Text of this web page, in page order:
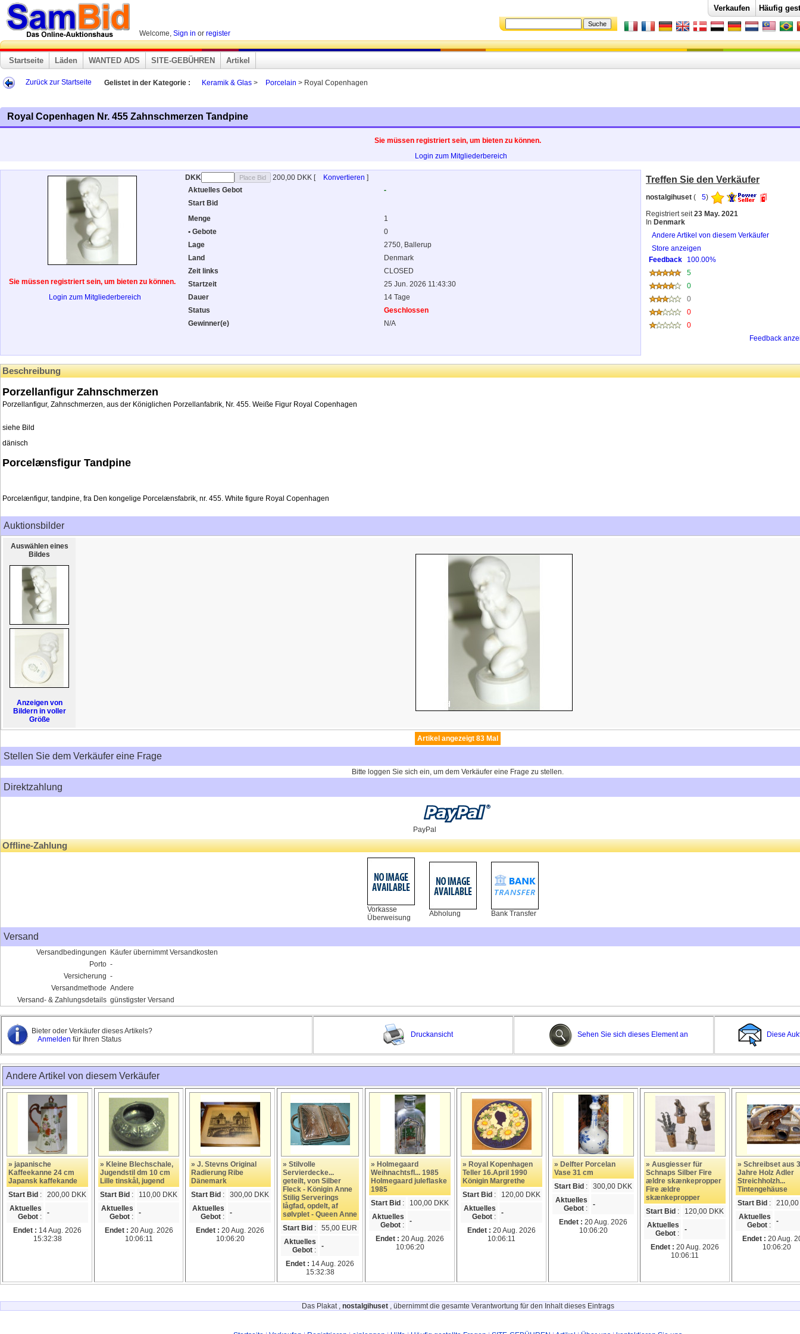
Welcome, Sign in or register
Verkaufen Häufig
Startseite Läden WANTED ADS SITE-GEBÜHREN Artikel
Zurück zur Startseite Gelistet in der Kategorie : Keramik & Glas > Porcelain > Royal Copenhagen
Royal Copenhagen Nr. 455 Zahnschmerzen Tandpine
Sie müssen registriert sein, um bieten zu können.
Login zum Mitgliederbereich
Sie müssen registriert sein, um bieten zu können.
Login zum Mitgliederbereich
DKK 200,00 DKK [ Konvertieren ]
Aktuelles Gebot
-
Start Bid
Menge
1
• Gebote
0
Lage
2750, Ballerup
Land
Denmark
Zeit links
CLOSED
Startzeit
25 Jun. 2026 11:43:30
Dauer
14 Tage
Status
Geschlossen
Gewinner(e)
N/A
Treffen Sie den Verkäufer
nostalgihuset ( 5)
Registriert seit23 May. 2021
In Denmark
Andere Artikel von diesem Verkäufer
Store anzeigen
Feedback
100.00%
5
0
0
0
0
Feedback
Beschreibung
Porzellanfigur Zahnschmerzen
Porzellanfigur, Zahnschmerzen, aus der Königlichen Porzellanfabrik, Nr. 455. Weiße Figur Royal Copenhagen
siehe Bild
dänisch
Porcelænsfigur Tandpine
Porcelænfigur, tandpine, fra Den kongelige Porcelænsfabrik, nr. 455. White figure Royal Copenhagen
Auktionsbilder
Auswählen eines
Bildes
Anzeigen von
Bildern in voller
Größe
Artikel angezeigt 83 Mal
Stellen Sie dem Verkäufer eine Frage
Bitte loggen Sie sich ein, um dem Verkäufer eine Frage zu stellen.
Direktzahlung
PayPal
Offline-Zahlung
Vorkasse
Überweisung
Abholung Bank Transfer
Versand
Versandbedingungen
Käufer übernimmt Versandkosten
Porto -
Versicherung -
Versandmethode Andere
Versand- & Zahlungsdetails günstigster Versand
Bieter oder Verkäufer dieses Artikels?
Anmelden für Ihren Status
Druckansicht Sehen Sie sich dieses Element an Diese
Andere Artikel von diesem Verkäufer
» japanische
Kaffeekanne 24 cm
Japansk kaffekande
Start Bid :
200,00 DKK
Aktuelles
Gebot : -
Endet : 14 Aug. 2026
15:32:38
» Kleine Blechschale,
Jugendstil dm 10 cm
Lille tinskål, jugend
Start Bid :
110,00 DKK
Aktuelles
Gebot : -
Endet : 20 Aug. 2026
10:06:11
» J. Stevns Original
Radierung Ribe
Dänemark
Start Bid :
300,00 DKK
Aktuelles
Gebot : -
Endet : 20 Aug. 2026
10:06:20
» Stilvolle
Servierdecke...
geteilt, von Silber
Fleck - Königin Anne
Stilig Serverings
lågfad, opdelt, af
sølvplet - Queen Anne
Start Bid :
55,00 EUR
Aktuelles
Gebot : -
Endet : 14 Aug. 2026
15:32:38
» Holmegaard
Weihnachtsfl... 1985
Holmegaard juleflaske
1985
Start Bid :
100,00 DKK
Aktuelles
Gebot : -
Endet : 20 Aug. 2026
10:06:20
» Royal Kopenhagen
Teller 16.April 1990
Königin Margrethe
Start Bid :
120,00 DKK
Aktuelles
Gebot : -
Endet : 20 Aug. 2026
10:06:11
» Delfter Porcelan
Vase 31 cm
Start Bid :
300,00 DKK
Aktuelles
Gebot : -
Endet : 20 Aug. 2026
10:06:20
» Ausgiesser für
Schnaps Silber Fire
ældre skænkepropper
Fire ældre
skænkepropper
Start Bid :
120,00 DKK
Aktuelles
Gebot : -
Endet : 20 Aug. 2026
10:06:11
» Schreibset aus
Jahre Holz Adler
Streichholzh...
Tintengehäuse
Start Bid :
210,00
Aktuelles
Gebot : -
Endet : 20 Aug.
10:06:20
Das Plakat , nostalgihuset , übernimmt die gesamte Verantwortung für den Inhalt dieses Eintrags